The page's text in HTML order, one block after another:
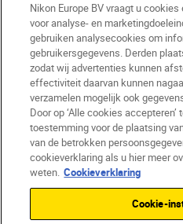
NL Nikon Sites
Contact opnemen
Gebruiksvoorwaarden
Nikon Store - Algemene
Cookieverklaring
Cookie-instellingen
Nikon Europe BV vraagt u
voor analyse- en
gebruiken analysecookies om
gebruikersgegevens. Derden
zodat wij advertenties kunnen
effectiviteit daarvan kunnen
verzamelen mogelijk ook
Door op ‘Alle cookies
toestemming voor de plaatsing
van de betrokken
cookieverklaring als u hier meer
weten. Cookieverklaring
Cookie-